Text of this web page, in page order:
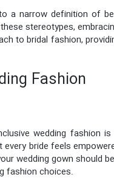
a narrow definition of
stereotypes,
to bridal fashion,
Fashion
wedding fashion
bride feels
wedding gown should
fashion choices.